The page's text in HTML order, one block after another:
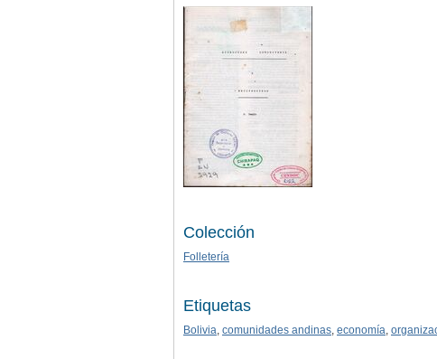
Colección
Folletería
Etiquetas
Bolivia comunidades andinas economía